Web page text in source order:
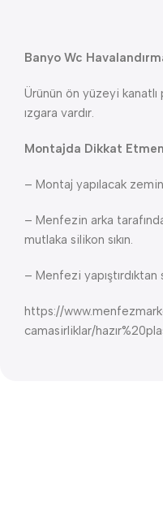
Banyo Wc
Ürünün ön yüzeyi
ızgara vardır.
Montajda Dikkat
– Montaj yapılacak
– Menfezin arka
mutlaka silikon sıkın.
– Menfezi
https://
camasirliklar/